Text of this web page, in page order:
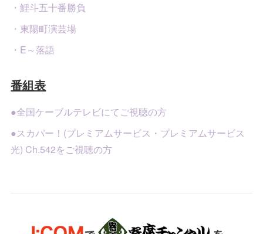
・鯉斗五十番勝負
・東陽町演芸場
・E～落語
番組表
●全国ケーブルテレビにてご視聴の方
●スカパー！(プレミアムサービス・プレミアムサービス
光) Ch.542をご視聴の方